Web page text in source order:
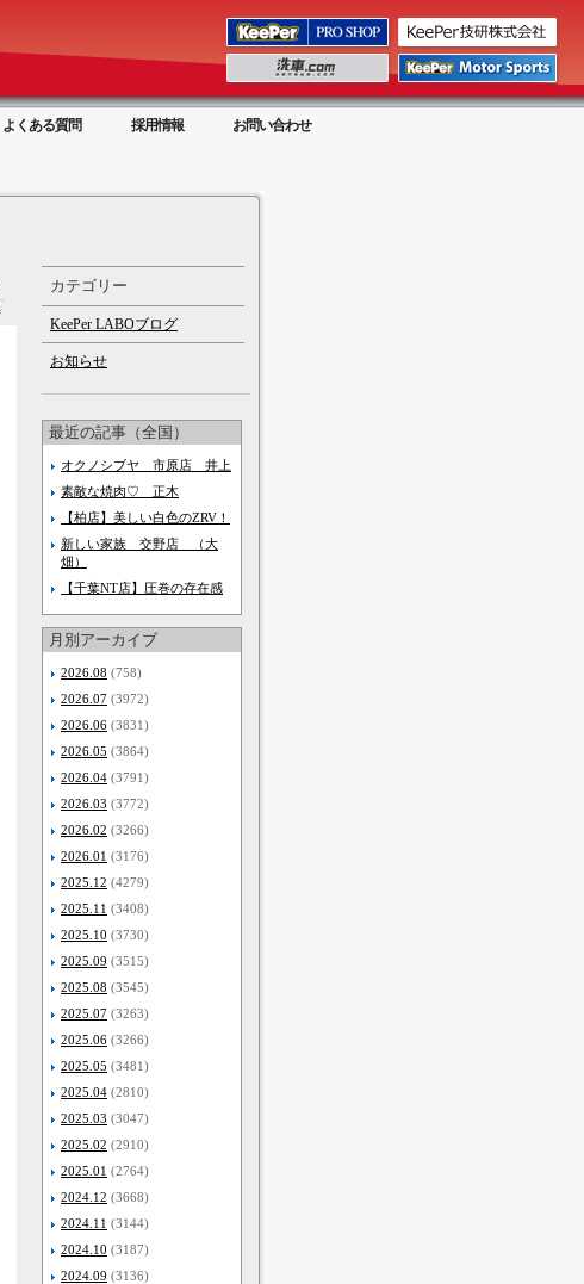
よくある質問 採用情報 お問い合わせ
カテゴリー
KeePer LABOブログ
お知らせ
最近の記事（全国）
オクノシブヤ 市原店 井上
素敵な焼肉♡ 正木
【柏店】美しい白色のZRV！
新しい家族 交野店 （大
畑）
【千葉NT店】圧巻の存在感
月別アーカイブ
2026.08 (758)
2026.07 (3972)
2026.06 (3831)
2026.05 (3864)
2026.04 (3791)
2026.03 (3772)
2026.02 (3266)
2026.01 (3176)
2025.12 (4279)
2025.11 (3408)
2025.10 (3730)
2025.09 (3515)
2025.08 (3545)
2025.07 (3263)
2025.06 (3266)
2025.05 (3481)
2025.04 (2810)
2025.03 (3047)
2025.02 (2910)
2025.01 (2764)
2024.12 (3668)
2024.11 (3144)
2024.10 (3187)
2024.09 (3136)